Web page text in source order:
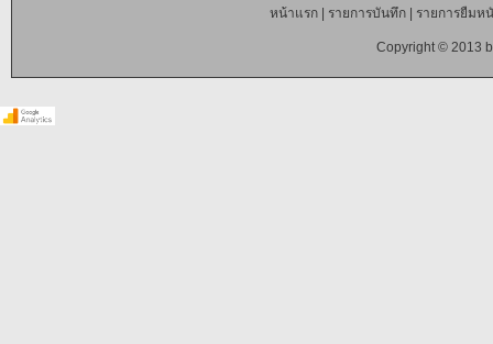
หน้าแรก| รายการบันทึก| รายการยืมห
Copyright © 2013